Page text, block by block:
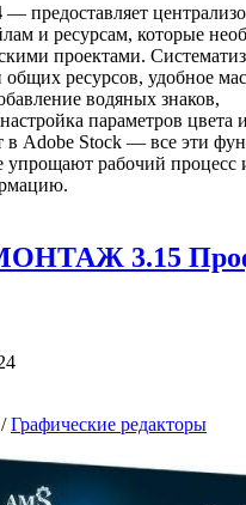
— предоставляет
и ресурсам, которые
проектами.
ресурсов, удобное
водяных знаков,
параметров цвета
в Adobe Stock — все эти
упрощают рабочий процесс
3.15
/Графические редакторы